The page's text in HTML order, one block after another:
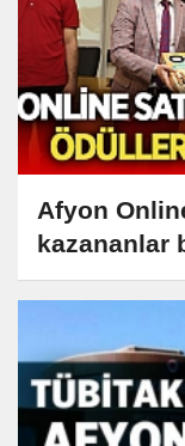
Afyon
kazananlar